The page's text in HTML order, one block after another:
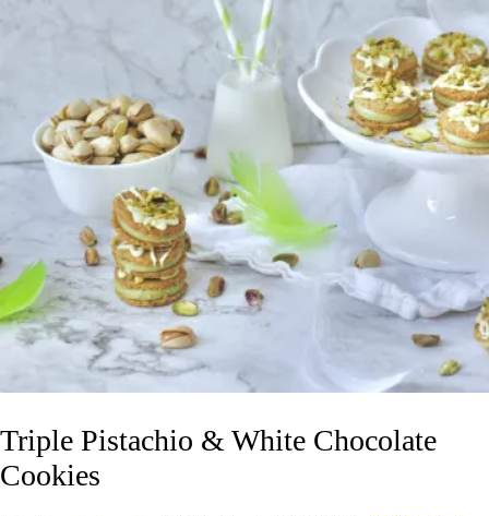
Triple Pistachio & White Chocolate
Cookies